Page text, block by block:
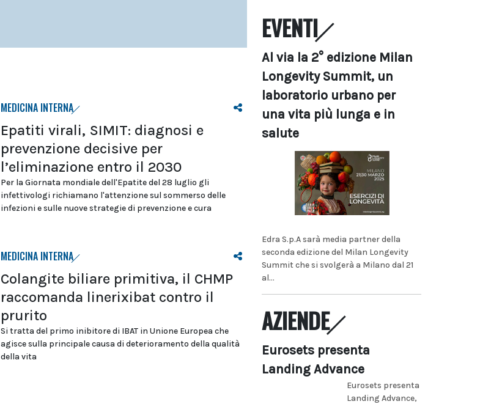
MEDICINA INTERNA
Epatiti virali, SIMIT: diagnosi e
prevenzione decisive per
l’eliminazione entro il 2030
Per la Giornata mondiale dell'Epatite del 28 luglio gli
infettivologi richiamano l'attenzione sul sommerso delle
infezioni e sulle nuove strategie di prevenzione e cura
MEDICINA INTERNA
Colangite biliare primitiva, il CHMP
raccomanda linerixibat contro il
prurito
Si tratta del primo inibitore di IBAT in Unione Europea che
agisce sulla principale causa di deterioramento della qualità
della vita
EVENTI
Al via la 2° edizione Milan
Longevity Summit, un
laboratorio urbano per
una vita più lunga e in
salute
Edra S.p.A sarà media partner della
seconda edizione del Milan Longevity
Summit che si svolgerà a Milano dal 21
al...
AZIENDE
Eurosets presenta
Landing Advance
Eurosets presenta
Landing Advance,